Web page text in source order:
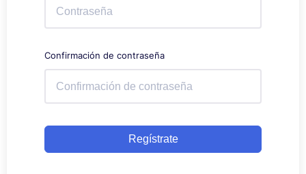
Confirmación de contraseña
Regístrate